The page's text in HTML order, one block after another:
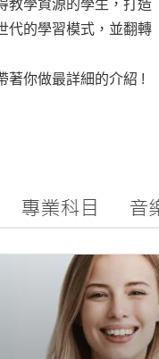
教學資源的學生，打造
代的學習模式，並翻轉
著你做最詳細的介紹 !